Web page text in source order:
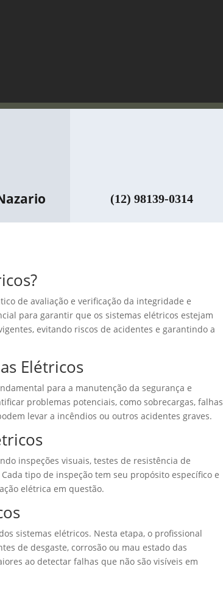
(12) 98139-0314
de avaliação e verificação da integridade e
para garantir que os sistemas elétricos estejam
evitando riscos de acidentes e garantindo a
Elétricos
para a manutenção da segurança e
problemas potenciais, como sobrecargas, falhas
levar a incêndios ou outros acidentes graves.
inspeções visuais, testes de resistência de
tipo de inspeção tem seu propósito específico e
elétrica em questão.
sistemas elétricos. Nesta etapa, o profissional
de desgaste, corrosão ou mau estado das
ao detectar falhas que não são visíveis em